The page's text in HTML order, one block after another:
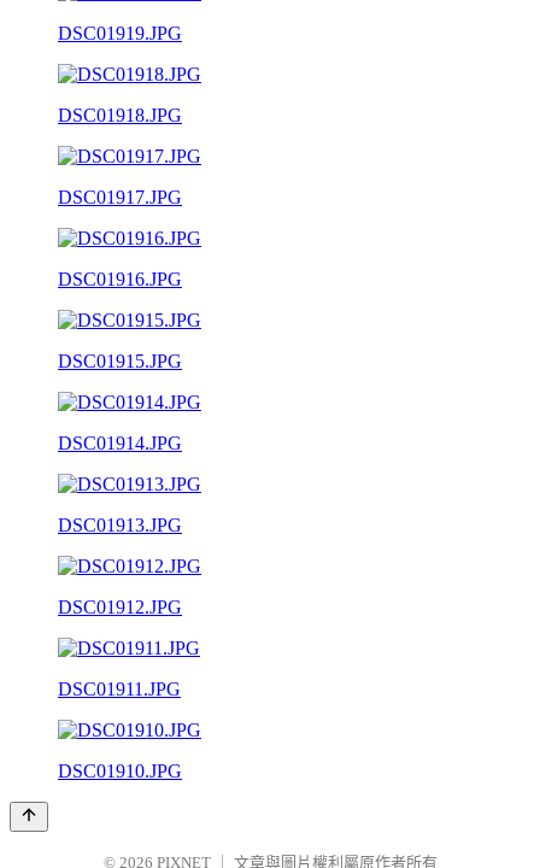
DSC01919.JPG
DSC01918.JPG
DSC01917.JPG
DSC01916.JPG
DSC01915.JPG
DSC01914.JPG
DSC01913.JPG
DSC01912.JPG
DSC01911.JPG
DSC01910.JPG
© 2026 PIXNET 文章與圖片權利屬原作者所有